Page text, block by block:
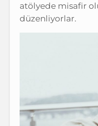
atölyede misafir
düzenliyorlar.